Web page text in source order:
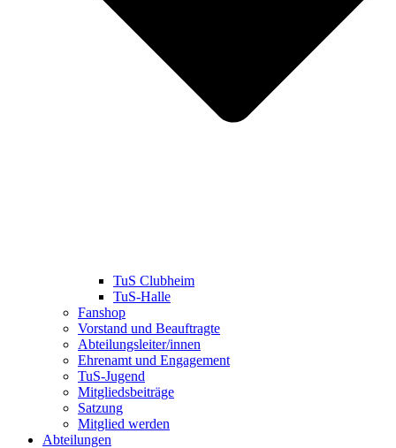
TuS Clubheim
TuS-Halle
Fanshop
Vorstand und Beauftragte
Abteilungsleiter/innen
Ehrenamt und Engagement
TuS-Jugend
Mitgliedsbeiträge
Satzung
Mitglied werden
Abteilungen